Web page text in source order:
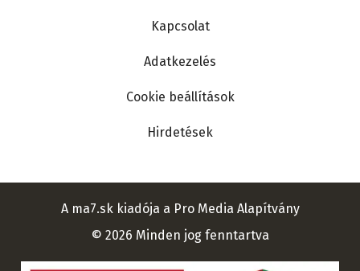
Kapcsolat
Adatkezelés
Cookie beállítások
Hirdetések
A ma7.sk kiadója a Pro Media Alapítvány
© 2026 Minden jog fenntartva